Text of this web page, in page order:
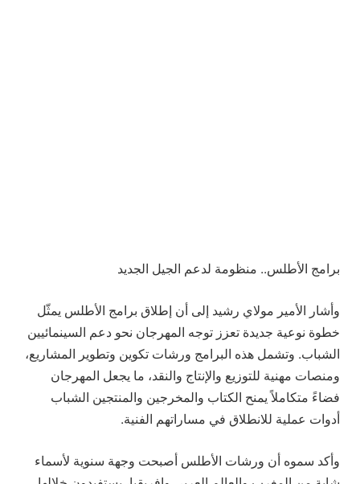
برامج الأطلس.. منظومة لدعم الجيل الجديد
وأشار الأمير مولاي رشيد إلى أن إطلاق برامج الأطلس يمثّل
خطوة نوعية جديدة تعزز توجه المهرجان نحو دعم السينمائيين
الشباب. وتشمل هذه البرامج ورشات تكوين وتطوير المشاريع،
ومنصات مهنية للتوزيع والإنتاج والنقد، ما يجعل المهرجان
فضاءً متكاملاً يمنح الكتاب والمخرجين والمنتجين الشباب
أدوات عملية للانطلاق في مساراتهم الفنية.
وأكد سموه أن ورشات الأطلس أصبحت وجهة سنوية لأسماء